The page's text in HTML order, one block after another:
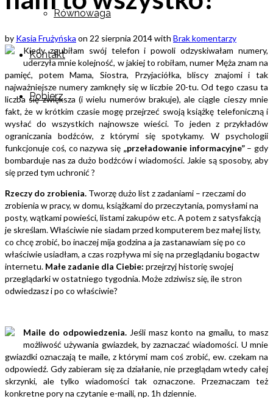
Równowaga
Kontakt
Pobierz
by Kasia Frużyńska on 22 sierpnia 2014with Brak komentarzy
Kiedy zgubiłam swój telefon i powoli odzyskiwałam numery,
uderzyła mnie kolejność, w jakiej to robiłam, numer Męża znam na
pamięć, potem Mama, Siostra, Przyjaciółka, bliscy znajomi i tak
najważniejsze numery zamknęły się w liczbie 20-tu. Od tego czasu ta
liczba się zwiększa (i wielu numerów brakuje), ale ciągle cieszy mnie
fakt, że w krótkim czasie mogę przejrzeć swoją książkę telefoniczną i
wysłać do wszystkich najnowsze wieści. To jeden z przykładów
ograniczania bodźców, z którymi się spotykamy. W psychologii
funkcjonuje coś, co nazywa się „przeładowanie informacyjne”– gdy
bombarduje nas za dużo bodźców i wiadomości. Jakie są sposoby, aby
się przed tym uchronić ?
Rzeczy do zrobienia. Tworzę dużo list z zadaniami – rzeczami do
zrobienia w pracy, w domu, książkami do przeczytania, pomysłami na
posty, wątkami powieści, listami zakupów etc. A potem z satysfakcją
je skreślam. Właściwie nie siadam przed komputerem bez małej listy,
co chcę zrobić, bo inaczej mija godzina a ja zastanawiam się po co
właściwie usiadłam, a czas rozpływa mi się na przeglądaniu bogactw
internetu. Małe zadanie dla Ciebie: przejrzyj historię swojej
przeglądarki w ostatniego tygodnia. Może zdziwisz się, ile stron
odwiedzasz i po co właściwie?
Maile do odpowiedzenia. Jeśli masz konto na gmailu, to masz
możliwość używania gwiazdek, by zaznaczać wiadomości. U mnie
gwiazdki oznaczają te maile, z którymi mam coś zrobić, ew. czekam na
odpowiedź. Gdy zabieram się za działanie, nie przeglądam wtedy całej
skrzynki, ale tylko wiadomości tak oznaczone. Przeznaczam też
konkretne pory na czytanie e-maili, np. 1h dziennie.